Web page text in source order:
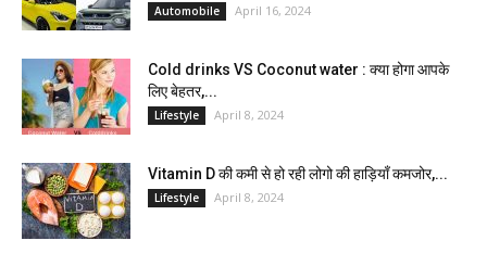
Automobile April 16, 2024
Cold drinks VS Coconut water : क्या होगा आपके
लिए बेहतर,...
Lifestyle April 8, 2024
Vitamin D की कमी से हो रही लोगो की हाड़ियाँ कमजोर,...
Lifestyle April 8, 2024